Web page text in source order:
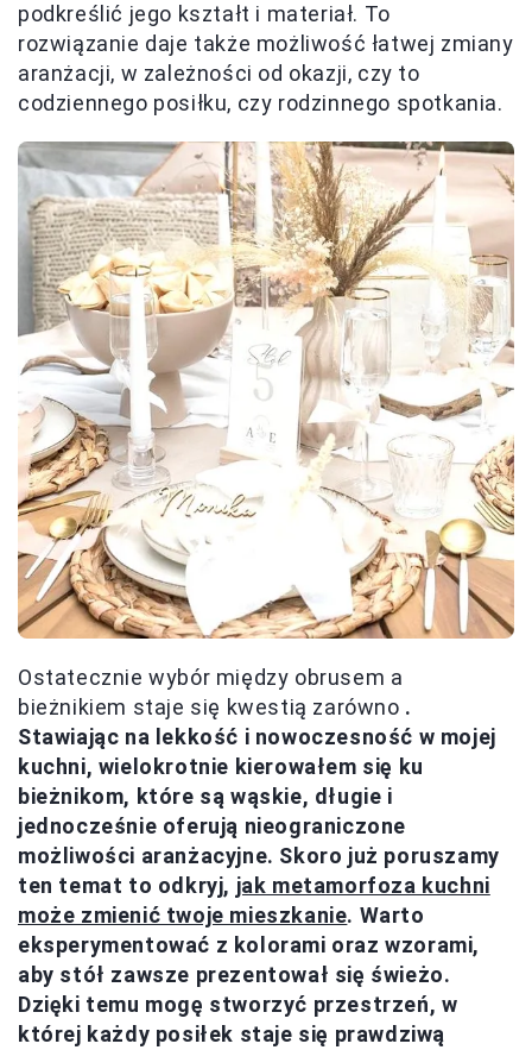
podkreślić jego kształt i materiał. To
rozwiązanie daje także możliwość łatwej zmiany
aranżacji, w zależności od okazji, czy to
codziennego posiłku, czy rodzinnego spotkania.
Ostatecznie wybór między obrusem a
bieżnikiem staje się kwestią zarówno .
Stawiając na lekkość i nowoczesność w mojej
kuchni, wielokrotnie kierowałem się ku
bieżnikom, które są wąskie, długie i
jednocześnie oferują nieograniczone
możliwości aranżacyjne. Skoro już poruszamy
ten temat to odkryj, jak metamorfoza kuchni
może zmienić twoje mieszkanie. Warto
eksperymentować z kolorami oraz wzorami,
aby stół zawsze prezentował się świeżo.
Dzięki temu mogę stworzyć przestrzeń, w
której każdy posiłek staje się prawdziwą